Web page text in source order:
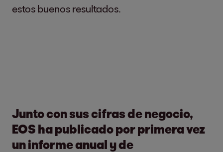
estos buenos resultados.
Junto con sus cifras de negocio,
EOS ha publicado por primera vez
un informe anual y de